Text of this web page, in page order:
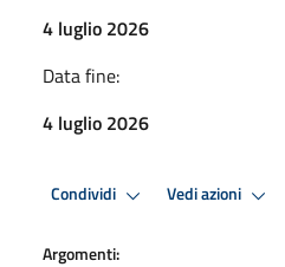
4 luglio 2026
Data fine:
4 luglio 2026
Condividi Vedi azioni
Argomenti: